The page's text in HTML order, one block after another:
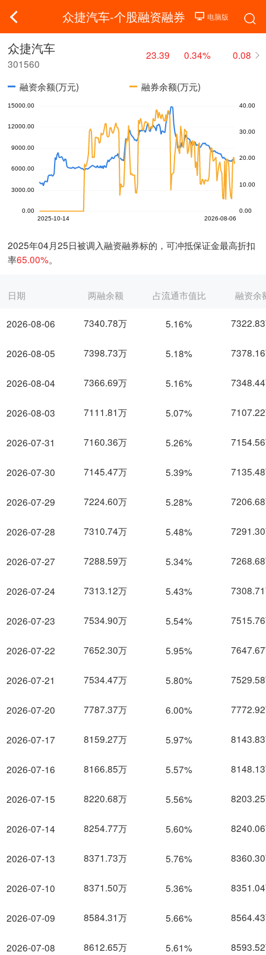
众捷汽车-个股融资融券
众捷汽车
301560
23.39 0.34% 0.08
融资余额(万元) 融券余额(万元)
2025年04月25日被调入融资融券标的，可冲抵保证金最高折扣
率65.00%。
日期
2026-08-06
2026-08-05
2026-08-04
2026-08-03
2026-07-31
2026-07-30
2026-07-29
2026-07-28
2026-07-27
2026-07-24
2026-07-23
2026-07-22
2026-07-21
2026-07-20
2026-07-17
2026-07-16
2026-07-15
2026-07-14
2026-07-13
2026-07-10
2026-07-09
2026-07-08
两融余额 占流通市值比 融资余
7340.78万 5.16%
7398.73万 5.18%
7366.69万 5.16%
7111.81万 5.07%
7160.36万 5.26%
7145.47万 5.39%
7224.60万 5.28%
7310.74万 5.48%
7288.59万 5.34%
7313.12万 5.43%
7534.90万 5.54%
7652.30万 5.95%
7534.47万 5.80%
7787.37万 6.00%
8159.27万 5.97%
8166.85万 5.57%
8220.68万 5.56%
8254.77万 5.60%
8371.73万 5.76%
8371.50万 5.36%
8584.31万 5.66%
8612.65万 5.61%